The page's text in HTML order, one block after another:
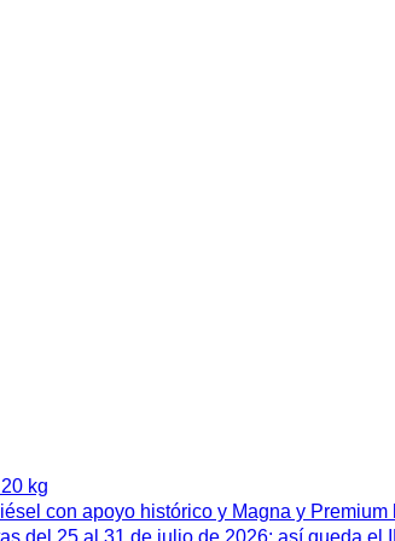
kg
con apoyo histórico y Magna y Premium
del 25 al 31 de julio de 2026: así queda el